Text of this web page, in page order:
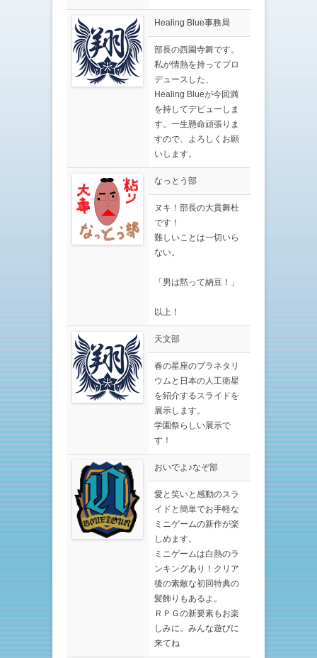
Healing Blue事務局
部長の西園寺舞です。
私が情熱を持ってプロ
デュースした、
Healing Blueが今回満
を持してデビューしま
す。一生懸命頑張りま
すので、よろしくお願
いします。
なっとう部
ヌキ！部長の大貫舞杜
です！
難しいことは一切いら
ない。
「男は黙って納豆！」
以上！
天文部
春の星座のプラネタリ
ウムと日本の人工衛星
を紹介するスライドを
展示します。
学園祭らしい展示で
す！
おいでよ♪なぞ部
愛と笑いと感動のスラ
イドと簡単でお手軽な
ミニゲームの新作が楽
しめます。
ミニゲームは白熱のラ
ンキングあり！クリア
後の素敵な初回特典の
髪飾りもあるよ。
ＲＰＧの新要素もお楽
しみに。みんな遊びに
来てね